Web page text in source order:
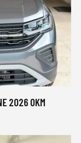
2026 0KM